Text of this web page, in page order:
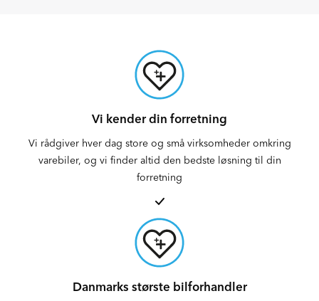
Vi kender din forretning
Vi rådgiver hver dag store og små virksomheder omkring
varebiler, og vi finder altid den bedste løsning til din
forretning
Danmarks største bilforhandler